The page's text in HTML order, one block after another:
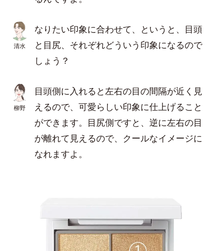
清水
なりたい印象に合わせて、というと、目頭
と目尻、それぞれどういう印象になるので
しょう？
柳野
目頭側に入れると左右の目の間隔が近く見
えるので、可愛らしい印象に仕上げること
ができます。目尻側ですと、逆に左右の目
が離れて見えるので、クールなイメージに
なれますよ。